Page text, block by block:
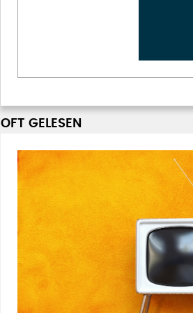
OFT GELESEN